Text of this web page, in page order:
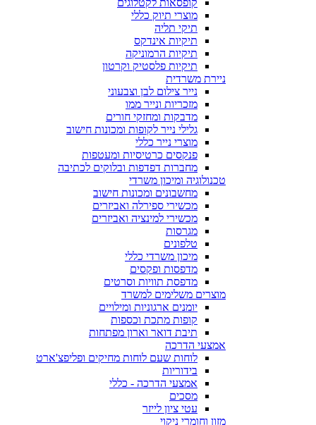
קופסאות לקטלוגים
מוצרי תיוק כללי
תיקי תליה
תיקיות אינדקס
תיקיות הרמוניקה
תיקיות פלסטיק וקרטון
ניירת משרדית
נייר צילום לבן וצבעוני
מזכריות ונייר ממו
מדבקות ומחזקי חורים
גלילי נייר לקופות ומכונות חישוב
מוצרי נייר כללי
פנקסים כרטיסיות ומעטפות
מחברות דפדפות ובלוקים לכתיבה
טכנולוגיה ומיכון משרדי
מחשבונים ומכונות חישוב
מכשירי ספירלה ואביזרים
מכשירי למינציה ואביזרים
מגרסות
טלפונים
מיכון משרדי כללי
מדפסות ופקסים
מדפסת תוויות וסרטים
מוצרים משלימים למשרד
יומנים ארגוניות ומילויים
קופות מתכת וכספות
תיבת דואר וארון מפתחות
אמצעי הדרכה
לוחות שעם לוחות מחיקים ופליפצ'ארט
בידוריות
אמצעי הדרכה - כללי
מסכים
עטי ציון לייזר
מזון וחומרי ניקוי